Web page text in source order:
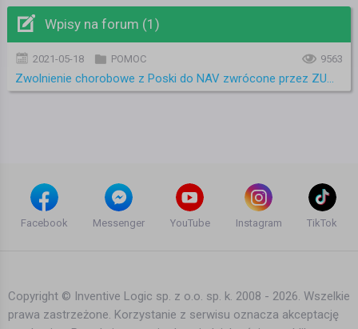
Wpisy na forum (1)
2021-05-18 POMOC 9563
Zwolnienie chorobowe z Poski do NAV zwrócone przez ZUS z powodu wirusa
Facebook Messenger YouTube Instagram TikTok
Copyright © Inventive Logic sp. z o.o. sp. k. 2008 - 2026. Wszelkie
prawa zastrzeżone. Korzystanie z serwisu oznacza akceptację